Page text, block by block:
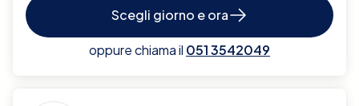
Scegli giorno e ora
oppure chiama il 051 3542049